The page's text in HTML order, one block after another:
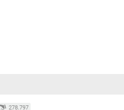
XP Professional
Service Pack 2
FE2C1A (Enlace-01)
MHz
278.797